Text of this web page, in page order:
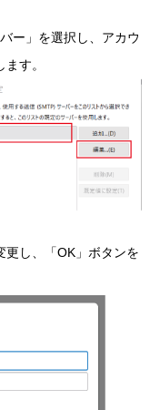
ー」を選択し、アカウ
す。
更し、「OK」ボタンを